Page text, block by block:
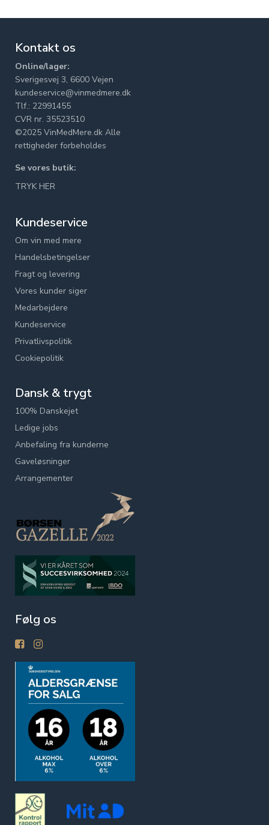
Kontakt os
Online/lager:
Sverigesvej 3, 6600 Vejen
kundeservice@vinmedmere.dk
Tlf.: 22991455
CVR nr. 35523510
©2025 VinMedMere.dk Alle
rettigheder forbeholdes
Se vores butik:
TRYK HER
Kundeservice
Om vin med mere
Handelsbetingelser
Fragt og levering
Vores kunder siger
Medarbejdere
Kundeservice
Privatlivspolitik
Cookiepolitik
Dansk & trygt
100% Danskejet
Ledige jobs
Anbefaling fra kunderne
Gaveløsninger
Arrangementer
Følg os